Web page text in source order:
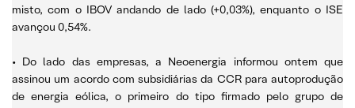
misto, com o IBOV andando de lado (+0,03%), enquanto o ISE
avançou 0,54%.
• Do lado das empresas, a Neoenergia informou ontem que
assinou um acordo com subsidiárias da CCR para autoprodução
de energia eólica, o primeiro do tipo firmado pelo grupo de